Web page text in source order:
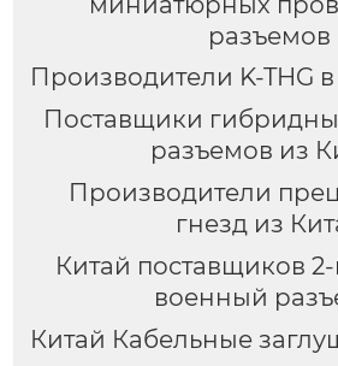
разъемов
Производители K-THG
Поставщики
разъемов из
Производители
гнезд из
Китай поставщиков
военный
Китай Кабельные